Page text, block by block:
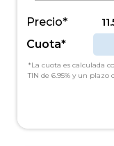
Precio*
Cuota*
*La cuota es calculada
TIN de 6.95% y un plazo